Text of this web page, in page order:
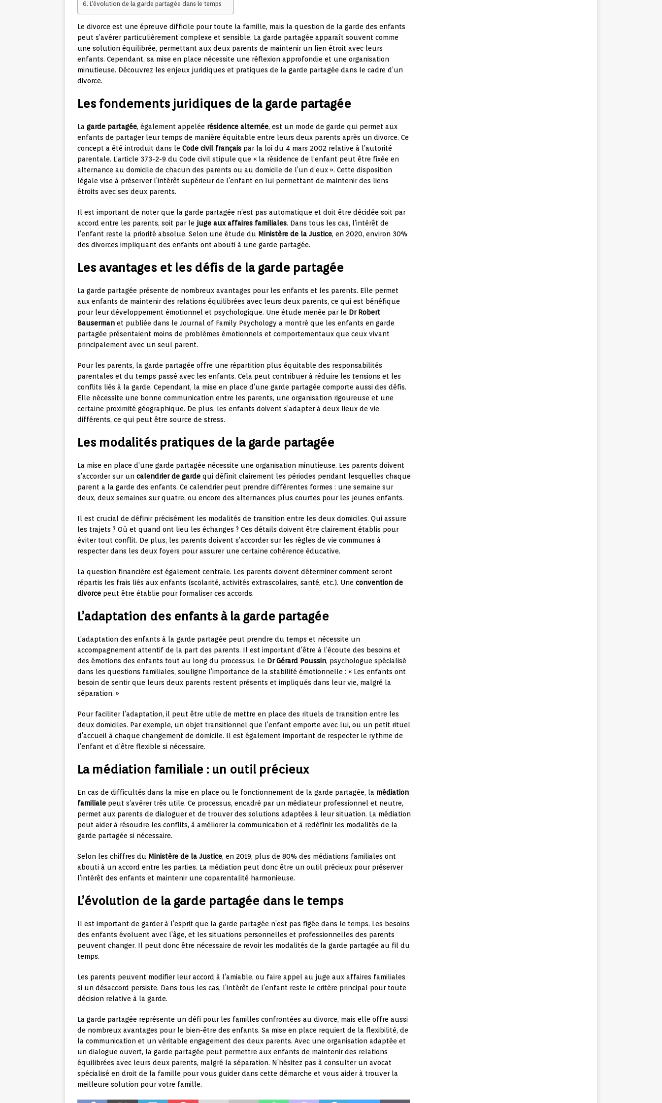
L’évolution de la garde partagée dans le temps
Le divorce est une épreuve difficile pour toute la famille, mais la question de la garde des enfants
peut s’avérer particulièrement complexe et sensible. La garde partagée apparaît souvent comme
une solution équilibrée, permettant aux deux parents de maintenir un lien étroit avec leurs
enfants. Cependant, sa mise en place nécessite une réflexion approfondie et une organisation
minutieuse. Découvrez les enjeux juridiques et pratiques de la garde partagée dans le cadre d’un
divorce.
Les fondements juridiques de la garde partagée
La garde partagée, également appelée résidence alternée, est un mode de garde qui permet aux
enfants de partager leur temps de manière équitable entre leurs deux parents après un divorce. Ce
concept a été introduit dans le Code civil français par la loi du 4 mars 2002 relative à l’autorité
parentale. L’article 373-2-9 du Code civil stipule que « la résidence de l’enfant peut être fixée en
alternance au domicile de chacun des parents ou au domicile de l’un d’eux ». Cette disposition
légale vise à préserver l’intérêt supérieur de l’enfant en lui permettant de maintenir des liens
étroits avec ses deux parents.
Il est important de noter que la garde partagée n’est pas automatique et doit être décidée soit par
accord entre les parents, soit par le juge aux affaires familiales. Dans tous les cas, l’intérêt de
l’enfant reste la priorité absolue. Selon une étude du Ministère de la Justice, en 2020, environ 30%
des divorces impliquant des enfants ont abouti à une garde partagée.
Les avantages et les défis de la garde partagée
La garde partagée présente de nombreux avantages pour les enfants et les parents. Elle permet
aux enfants de maintenir des relations équilibrées avec leurs deux parents, ce qui est bénéfique
pour leur développement émotionnel et psychologique. Une étude menée par le Dr Robert
Bauserman et publiée dans le Journal of Family Psychology a montré que les enfants en garde
partagée présentaient moins de problèmes émotionnels et comportementaux que ceux vivant
principalement avec un seul parent.
Pour les parents, la garde partagée offre une répartition plus équitable des responsabilités
parentales et du temps passé avec les enfants. Cela peut contribuer à réduire les tensions et les
conflits liés à la garde. Cependant, la mise en place d’une garde partagée comporte aussi des défis.
Elle nécessite une bonne communication entre les parents, une organisation rigoureuse et une
certaine proximité géographique. De plus, les enfants doivent s’adapter à deux lieux de vie
différents, ce qui peut être source de stress.
Les modalités pratiques de la garde partagée
La mise en place d’une garde partagée nécessite une organisation minutieuse. Les parents doivent
s’accorder sur un calendrier de garde qui définit clairement les périodes pendant lesquelles chaque
parent a la garde des enfants. Ce calendrier peut prendre différentes formes : une semaine sur
deux, deux semaines sur quatre, ou encore des alternances plus courtes pour les jeunes enfants.
Il est crucial de définir précisément les modalités de transition entre les deux domiciles. Qui assure
les trajets ? Où et quand ont lieu les échanges ? Ces détails doivent être clairement établis pour
éviter tout conflit. De plus, les parents doivent s’accorder sur les règles de vie communes à
respecter dans les deux foyers pour assurer une certaine cohérence éducative.
La question financière est également centrale. Les parents doivent déterminer comment seront
répartis les frais liés aux enfants (scolarité, activités extrascolaires, santé, etc.). Une convention de
divorce peut être établie pour formaliser ces accords.
L’adaptation des enfants à la garde partagée
L’adaptation des enfants à la garde partagée peut prendre du temps et nécessite un
accompagnement attentif de la part des parents. Il est important d’être à l’écoute des besoins et
des émotions des enfants tout au long du processus. Le Dr Gérard Poussin, psychologue spécialisé
dans les questions familiales, souligne l’importance de la stabilité émotionnelle : « Les enfants ont
besoin de sentir que leurs deux parents restent présents et impliqués dans leur vie, malgré la
séparation. »
Pour faciliter l’adaptation, il peut être utile de mettre en place des rituels de transition entre les
deux domiciles. Par exemple, un objet transitionnel que l’enfant emporte avec lui, ou un petit rituel
d’accueil à chaque changement de domicile. Il est également important de respecter le rythme de
l’enfant et d’être flexible si nécessaire.
La médiation familiale : un outil précieux
En cas de difficultés dans la mise en place ou le fonctionnement de la garde partagée, la médiation
familiale peut s’avérer très utile. Ce processus, encadré par un médiateur professionnel et neutre,
permet aux parents de dialoguer et de trouver des solutions adaptées à leur situation. La médiation
peut aider à résoudre les conflits, à améliorer la communication et à redéfinir les modalités de la
garde partagée si nécessaire.
Selon les chiffres du Ministère de la Justice, en 2019, plus de 80% des médiations familiales ont
abouti à un accord entre les parties. La médiation peut donc être un outil précieux pour préserver
l’intérêt des enfants et maintenir une coparentalité harmonieuse.
L’évolution de la garde partagée dans le temps
Il est important de garder à l’esprit que la garde partagée n’est pas figée dans le temps. Les besoins
des enfants évoluent avec l’âge, et les situations personnelles et professionnelles des parents
peuvent changer. Il peut donc être nécessaire de revoir les modalités de la garde partagée au fil du
temps.
Les parents peuvent modifier leur accord à l’amiable, ou faire appel au juge aux affaires familiales
si un désaccord persiste. Dans tous les cas, l’intérêt de l’enfant reste le critère principal pour toute
décision relative à la garde.
La garde partagée représente un défi pour les familles confrontées au divorce, mais elle offre aussi
de nombreux avantages pour le bien-être des enfants. Sa mise en place requiert de la flexibilité, de
la communication et un véritable engagement des deux parents. Avec une organisation adaptée et
un dialogue ouvert, la garde partagée peut permettre aux enfants de maintenir des relations
équilibrées avec leurs deux parents, malgré la séparation. N’hésitez pas à consulter un avocat
spécialisé en droit de la famille pour vous guider dans cette démarche et vous aider à trouver la
meilleure solution pour votre famille.